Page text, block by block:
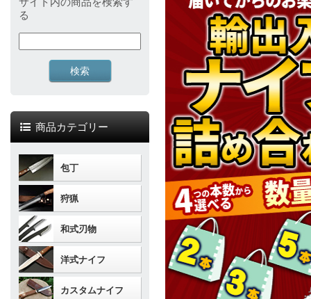
る
商品カテゴリー
包丁
狩猟
和式刃物
洋式ナイフ
カスタムナイフ